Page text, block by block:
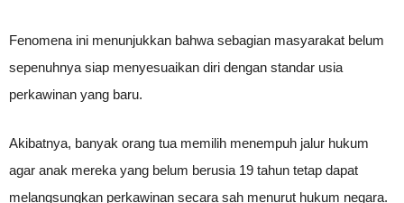
Fenomena ini menunjukkan bahwa sebagian masyarakat belum
sepenuhnya siap menyesuaikan diri dengan standar usia
perkawinan yang baru.
Akibatnya, banyak orang tua memilih menempuh jalur hukum
agar anak mereka yang belum berusia 19 tahun tetap dapat
melangsungkan perkawinan secara sah menurut hukum negara.